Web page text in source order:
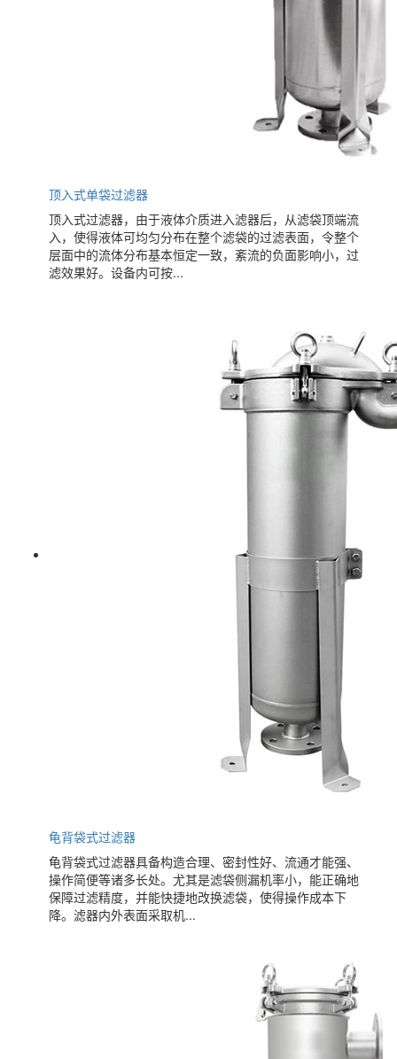
顶入式单袋过滤器
顶入式过滤器，由于液体介质进入滤器后，从滤袋顶端流
入，使得液体可均匀分布在整个滤袋的过滤表面，令整个
层面中的流体分布基本恒定一致，紊流的负面影响小，过
滤效果好。设备内可按...
龟背袋式过滤器
龟背袋式过滤器具备构造合理、密封性好、流通才能强、
操作简便等诸多长处。尤其是滤袋侧漏机率小，能正确地
保障过滤精度，并能快捷地改换滤袋，使得操作成本下
降。滤器内外表面采取机...